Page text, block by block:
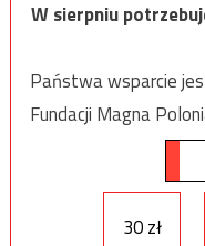
W sierpniu
Państwa wsparcie
Fundacji Magna
30 zł